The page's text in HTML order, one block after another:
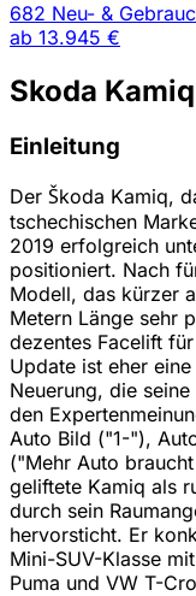
682 Neu- &
ab 13.945 €
Skoda
Einleitung
Der Škoda Kamiq,
tschechischen
2019 erfolgreich
positioniert. Nach
Modell, das kürzer
Metern Länge sehr
dezentes Facelift
Update ist eher
Neuerung, die
den
Auto Bild ("1-"),
("Mehr Auto
geliftete Kamiq als
durch sein
hervorsticht. Er
Mini-SUV-Klasse
Puma und VW T-